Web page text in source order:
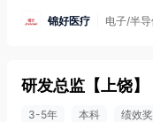
锦好医疗 电子/半
研发总监 【 上饶】
3-5年 本科 绩效